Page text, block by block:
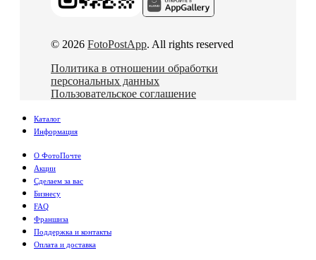
© 2026 FotoPostApp. All rights reserved
Политика в отношении обработки
персональных данных
Пользовательское соглашение
Каталог
Информация
О ФотоПочте
Акции
Сделаем за вас
Бизнесу
FAQ
Франшиза
Поддержка и контакты
Оплата и доставка